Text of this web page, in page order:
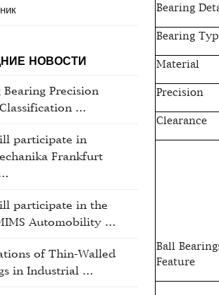
НОВОСТИ
Bearing Precision
…
participate in
Frankfurt
participate in the
Automobility …
of Thin-Walled
in Industrial …
Bearing
Bearing
Material
Precision
Clearance
Ball
Feature